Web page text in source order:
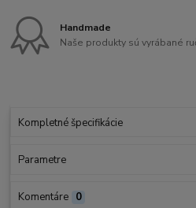
Handmade
Naše produkty sú vyrábané
Kompletné špecifikácie
Parametre
Komentáre 0